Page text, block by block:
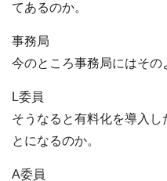
てあるのか。
事務局
今のところ事務局にはその
L委員
そうなると有料化を導入
とになるのか。
A委員